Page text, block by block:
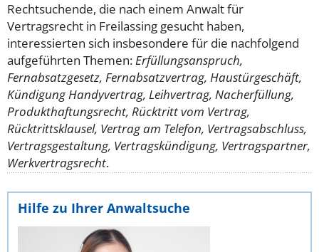
Rechtsuchende, die nach einem Anwalt für
Vertragsrecht in Freilassing gesucht haben,
interessierten sich insbesondere für die nachfolgend
aufgeführten Themen:Erfüllungsanspruch,
Fernabsatzgesetz, Fernabsatzvertrag, Haustürgeschäft,
Kündigung Handyvertrag, Leihvertrag, Nacherfüllung,
Produkthaftungsrecht, Rücktritt vom Vertrag,
Rücktrittsklausel, Vertrag am Telefon, Vertragsabschluss,
Vertragsgestaltung, Vertragskündigung, Vertragspartner,
Werkvertragsrecht.
Hilfe zu Ihrer Anwaltsuche